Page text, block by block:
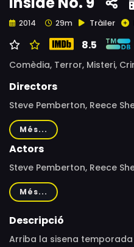
2014 29m Tràiler
8.5
Comèdia, Terror, Misteri,
Directors
Steve Pemberton, Reece
Guillem Morales, Graeme
Més...
Actors
Steve Pemberton, Reece
Oona Chaplin, Derek
Més...
Descripció
Arriba la sisena